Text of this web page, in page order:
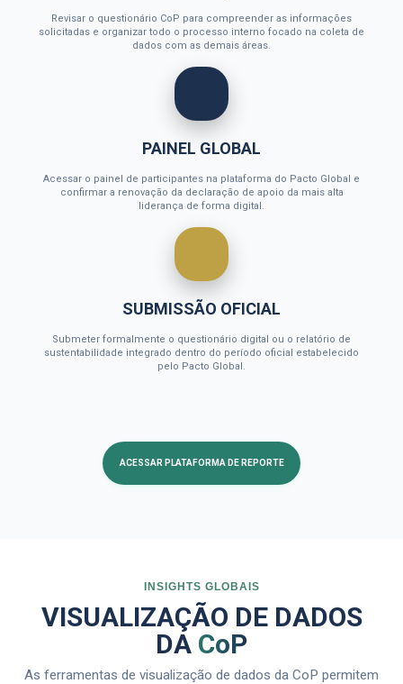
Revisar o questionário CoP para compreender as informações
solicitadas e organizar todo o processo interno focado na coleta de
dados com as demais áreas.
PAINEL GLOBAL
Acessar o painel de participantes na plataforma do Pacto Global e
confirmar a renovação da declaração de apoio da mais alta
liderança de forma digital.
SUBMISSÃO OFICIAL
Submeter formalmente o questionário digital ou o relatório de
sustentabilidade integrado dentro do período oficial estabelecido
pelo Pacto Global.
ACESSAR PLATAFORMA DE REPORTE
INSIGHTS GLOBAIS
VISUALIZAÇÃO DE DADOS
DA CoP
As ferramentas de visualização de dados da CoP permitem